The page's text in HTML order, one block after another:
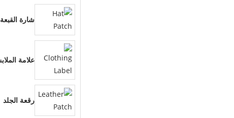
شارة القبعة
علامة
رقعة الجلد